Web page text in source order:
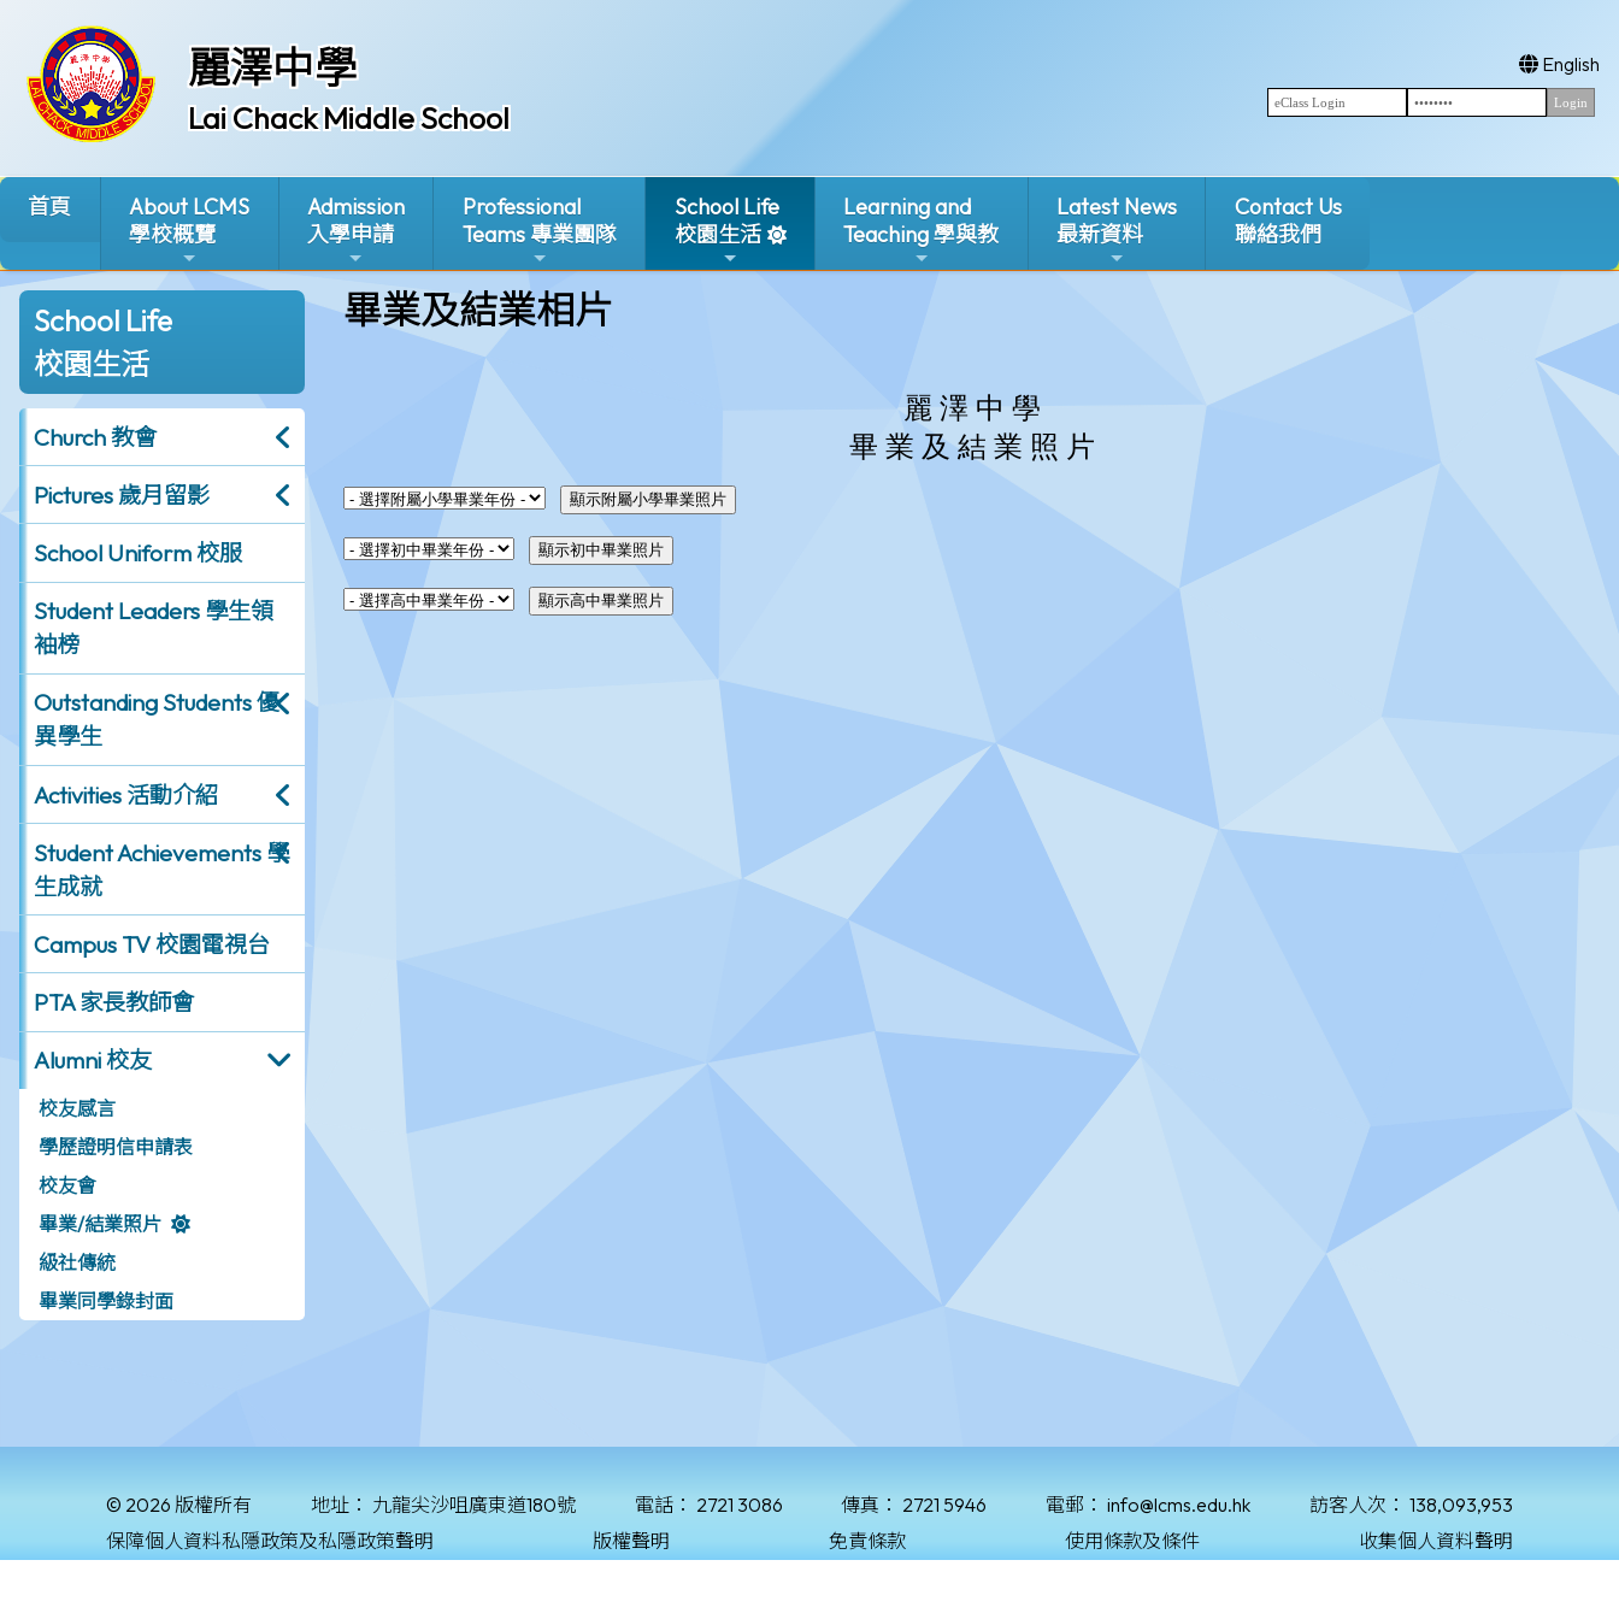
麗澤中學
Lai Chack Middle School
English
首頁
About LCMS
學校概覽
Admission
入學申請
Professional
Teams 專業團隊
School Life
校園生活
Learning and
Teaching 學與教
Latest News
最新資料
Contact Us
聯絡我們
School Life
校園生活
Church 教會
Pictures 歲月留影
School Uniform 校服
Student Leaders 學生領
袖榜
Outstanding Students 優
異學生
Activities 活動介紹
Student Achievements 學
生成就
Campus TV 校園電視台
PTA 家長教師會
Alumni 校友
校友感言
學歷證明信申請表
校友會
畢業/結業照片
級社傳統
畢業同學錄封面
畢業及結業相片
© 2026 版權所有 地址： 九龍尖沙咀廣東道180號 電話： 2721 3086 傳真： 2721 5946 電郵： info@lcms.edu.hk 訪客人次： 138,093,953
保障個人資料私隱政策及私隱政策聲明
版權聲明 免責條款 使用條款及條件 收集個人資料聲明